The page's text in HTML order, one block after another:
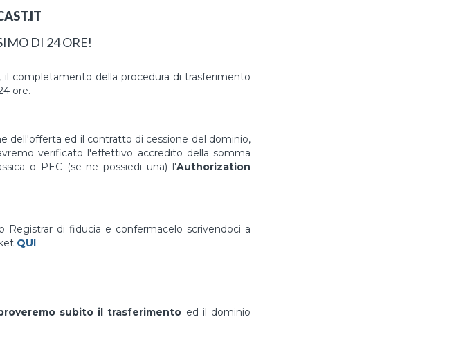
DI 24 ORE!
completamento della procedura di trasferimento
ore.
dell'offerta ed il contratto di cessione del dominio,
verificato l'effettivo accredito della somma
o PEC (se ne possiedi una) l'Authorization
di fiducia e confermacelo scrivendoci a
QUI
subito il trasferimento ed il dominio